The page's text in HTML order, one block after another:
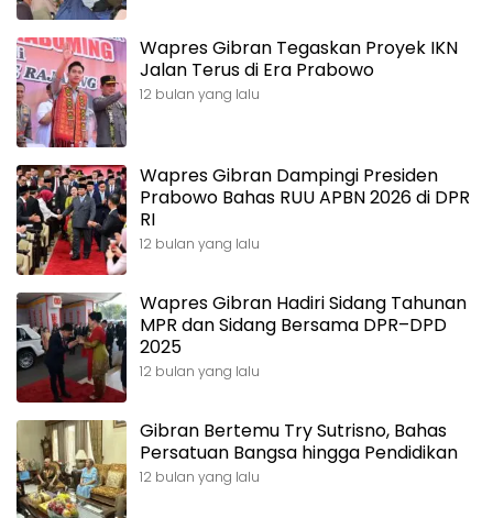
Wapres Gibran Tegaskan Proyek IKN
Jalan Terus di Era Prabowo
12 bulan yang lalu
Wapres Gibran Dampingi Presiden
Prabowo Bahas RUU APBN 2026 di DPR
RI
12 bulan yang lalu
Wapres Gibran Hadiri Sidang Tahunan
MPR dan Sidang Bersama DPR–DPD
2025
12 bulan yang lalu
Gibran Bertemu Try Sutrisno, Bahas
Persatuan Bangsa hingga Pendidikan
12 bulan yang lalu